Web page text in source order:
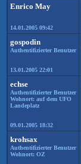
Enrico May
14.01.2005 09:42
gospodin
Authentifizierter Benutzer
13.01.2005 22:01
echse
Authentifizierter Benutzer
Wohnort: auf dem UFO
Landeplatz
09.01.2005 18:32
krohsax
Authentifizierter Benutzer
Wohnort: OZ